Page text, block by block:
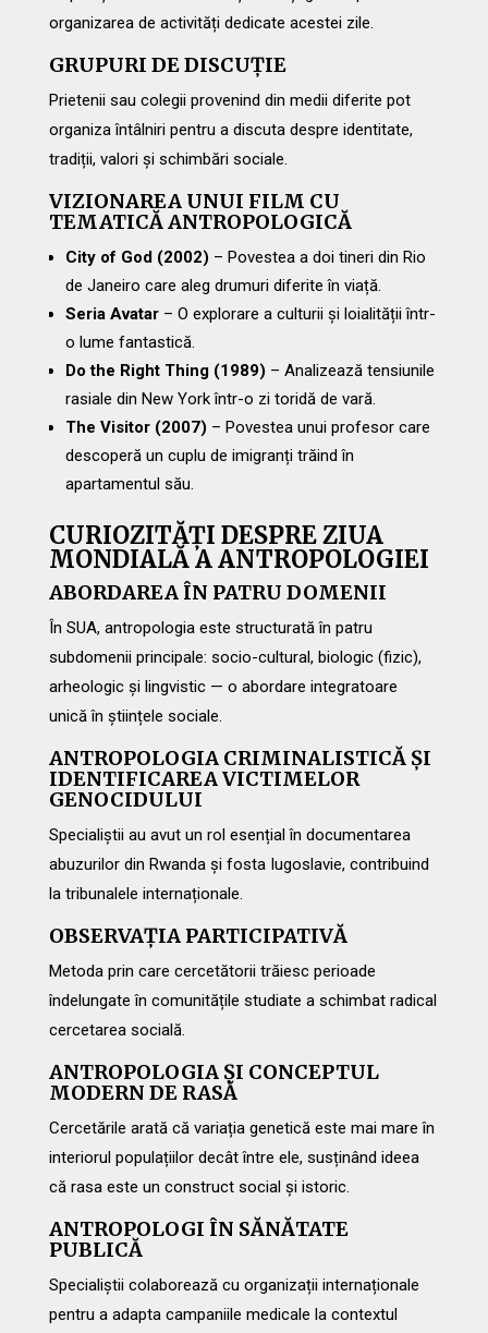
organizarea de activități dedicate acestei zile.
GRUPURI DE DISCUȚIE
Prietenii sau colegii provenind din medii diferite pot
organiza întâlniri pentru a discuta despre identitate,
tradiții, valori și schimbări sociale.
VIZIONAREA UNUI FILM CU
TEMATICĂ ANTROPOLOGICĂ
City of God (2002) – Povestea a doi tineri din Rio
de Janeiro care aleg drumuri diferite în viață.
Seria Avatar – O explorare a culturii și loialității într-
o lume fantastică.
Do the Right Thing (1989) – Analizează tensiunile
rasiale din New York într-o zi toridă de vară.
The Visitor (2007) – Povestea unui profesor care
descoperă un cuplu de imigranți trăind în
apartamentul său.
CURIOZITĂȚI DESPRE ZIUA
MONDIALĂ A ANTROPOLOGIEI
ABORDAREA ÎN PATRU DOMENII
În SUA, antropologia este structurată în patru
subdomenii principale: socio-cultural, biologic (fizic),
arheologic și lingvistic — o abordare integratoare
unică în științele sociale.
ANTROPOLOGIA CRIMINALISTICĂ ȘI
IDENTIFICAREA VICTIMELOR
GENOCIDULUI
Specialiștii au avut un rol esențial în documentarea
abuzurilor din Rwanda și fosta Iugoslavie, contribuind
la tribunalele internaționale.
OBSERVAȚIA PARTICIPATIVĂ
Metoda prin care cercetătorii trăiesc perioade
îndelungate în comunitățile studiate a schimbat radical
cercetarea socială.
ANTROPOLOGIA ȘI CONCEPTUL
MODERN DE RASĂ
Cercetările arată că variația genetică este mai mare în
interiorul populațiilor decât între ele, susținând ideea
că rasa este un construct social și istoric.
ANTROPOLOGI ÎN SĂNĂTATE
PUBLICĂ
Specialiștii colaborează cu organizații internaționale
pentru a adapta campaniile medicale la contextul